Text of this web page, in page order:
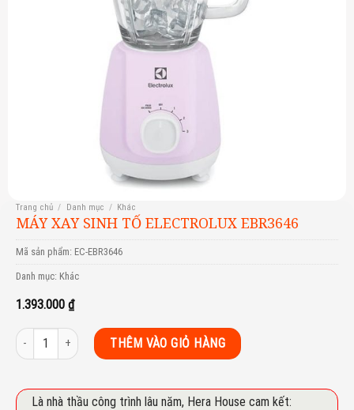
Trang chủ / Danh mục / Khác
MÁY XAY SINH TỐ ELECTROLUX EBR3646
Mã sản phẩm: EC-EBR3646
Danh mục: Khác
1.393.000 ₫
Máy xay sinh tố Electrolux EBR3646 số lượng
THÊM VÀO GIỎ HÀNG
Là nhà thầu công trình lâu năm, Hera House cam kết: